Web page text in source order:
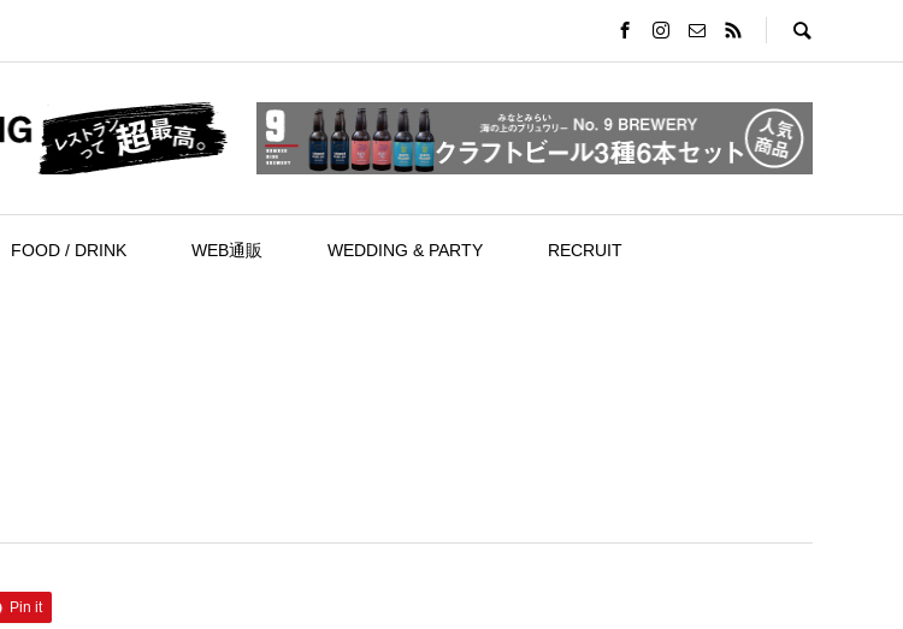
FOOD / DRINK WEB通販 WEDDING & PARTY RECRUIT
Pin it